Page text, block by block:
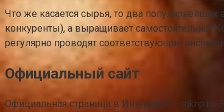
Что же касается сырья, то два
конкуренты), а выращивает самостоятельно!
регулярно проводят соответствующие
Официальный сайт
Официальная страница в Интернете — mknp.ru.